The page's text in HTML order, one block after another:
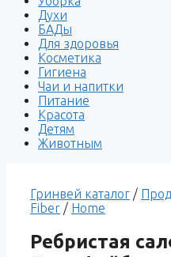
Духи
БАДы
Для здоровья
Косметика
Гигиена
Чаи и напитки
Питание
Красота
Детям
Животным
Гринвей каталог /
Fiber / Home
Ребристая